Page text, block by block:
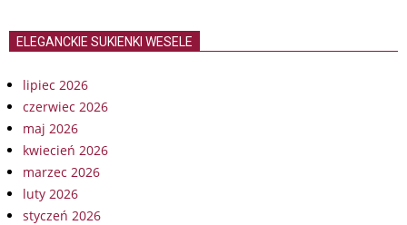
ELEGANCKIE SUKIENKI WESELE
lipiec 2026
czerwiec 2026
maj 2026
kwiecień 2026
marzec 2026
luty 2026
styczeń 2026